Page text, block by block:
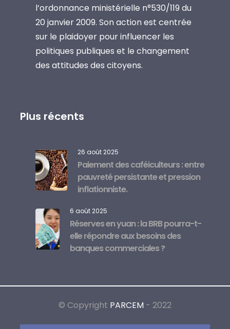
l’ordonnance ministérielle n°530/119 du
20 janvier 2009. Son action est centrée
sur le plaidoyer pour influencer les
politiques publiques et le changement
des attitudes des citoyens.
Plus récents
26 août 2025
Paiement des caféiculteurs : entre
pauvreté persistante et pression
inflationniste.
6 août 2025
Réserves en yuan : la BRB pourra-t-
elle répondre aux besoins des
banques commerciales ?
© Copyright PARCEM - 2022